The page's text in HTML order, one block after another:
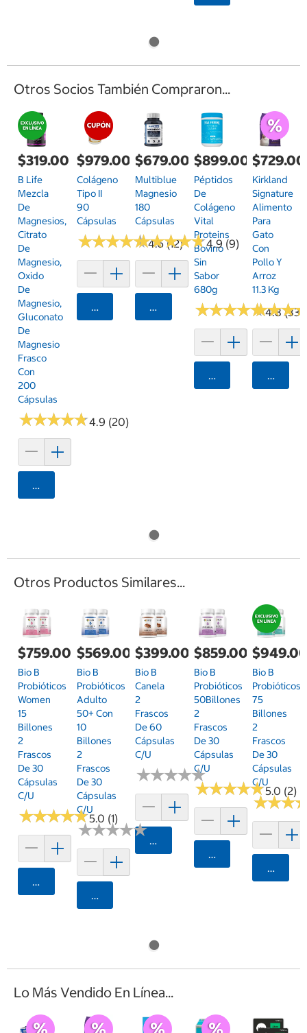
Otros Socios También Compraron...
$319.00
B Life
Mezcla
De
Magnesios,
Citrato
De
Magnesio,
Oxido
De
Magnesio,
Gluconato
De
Magnesio
Frasco
Con
200
Cápsulas
★★★★★
★★★★★4.9 (20)
Agregar
$979.00
Colágeno
Tipo II
90
Cápsulas
★★★★★
★★★★★4.6 (12)
Agregar
$679.00
Multiblue
Magnesio
180
Cápsulas
★★★★★
★★★★★4.9 (9)
Agregar
$899.00
Péptidos
De
Colágeno
Vital
Proteins
Bovino
Sin
Sabor
680g
★★★★★
★★★★★4.8 (33)
Agregar
$729.00
Kirkland
Signature
Alimento
Para
Gato
Con
Pollo Y
Arroz
11.3 Kg
★★★
★★★
Otros Productos Similares...
$759.00
Bio B
Probióticos
Women
15
Billones
2
Frascos
De 30
Cápsulas
C/u
★★★★★
★★★★★5.0 (1)
Agregar
$569.00
Bio B
Probióticos
Adulto
50+ Con
10
Billones
2
Frascos
De 30
Cápsulas
C/u
★★★★★
★★★★★
Agregar
$399.00
Bio B
Canela
2
Frascos
De 60
Cápsulas
C/u
★★★★★
★★★★★
Agregar
$859.00
Bio B
Probióticos
50Billones
2
Frascos
De 30
Cápsulas
C/u
★★★★★
★★★★★5.0 (2)
Agregar
Bio B
Probióticos
75
Billones
2
Frascos
De 30
Cápsulas
C/u
★★★
★★★
Lo Más Vendido En Línea...